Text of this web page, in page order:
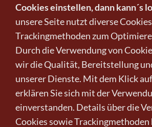
Infos zu Verkauf und
KUNST KAUFEN BEI
Cookies einstellen, dann kann´s
unsere Seite nutzt diverse
Trackingmethoden zum
Durch die Verwendung von
wir die Qualität, Bereitstellung
unserer Dienste. Mit dem Klick
erklären Sie sich mit der
einverstanden. Details über die
Cookies sowie Trackingmethoden